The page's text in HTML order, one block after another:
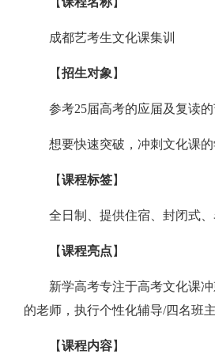
成都艺考生文化课集训
【招生对象 】
参考25届高考的应届及复读
想要快速突破，冲刺文化课
【课程标签】
全日制、提供住宿、封闭式
【课程亮点 】
新学高考专注于高考文化课
的老师，执行个性化辅导/四名班
【课程内容】